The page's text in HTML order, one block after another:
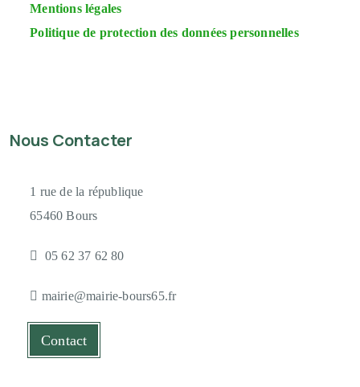
Mentions légales
Politique de protection des données personnelles
Nous Contacter
1 rue de la république
65460 Bours
05 62 37 62 80
mairie@mairie-bours65.fr
Contact